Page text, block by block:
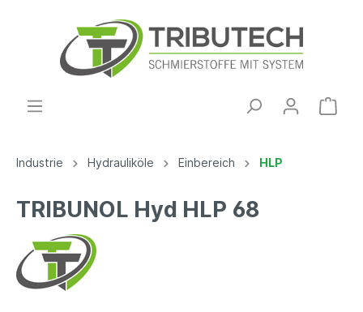
Industrie Hydrauliköle Einbereich HLP
TRIBUNOL Hyd HLP 68